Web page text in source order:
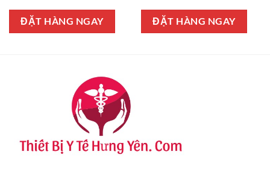
là:
250.000 ₫.
tại
là:
180.000 ₫.
ĐẶT HÀNG NGAY ĐẶT HÀNG NGAY